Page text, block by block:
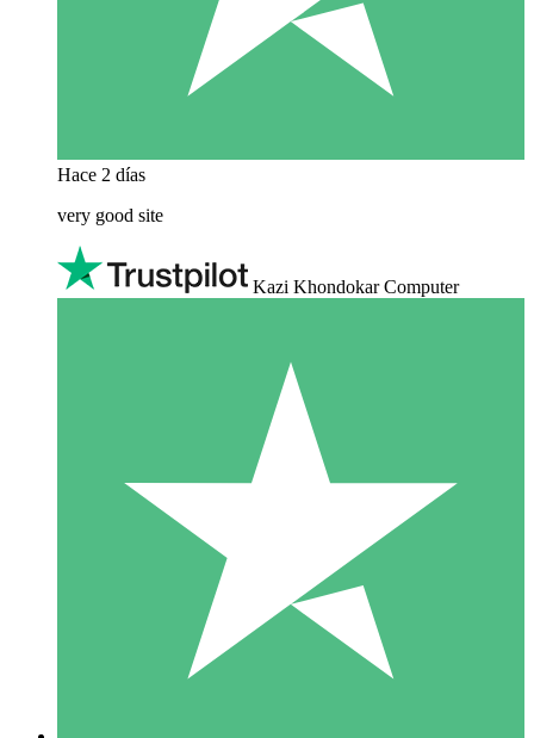
Hace 2 días
very good site
Kazi Khondokar Computer